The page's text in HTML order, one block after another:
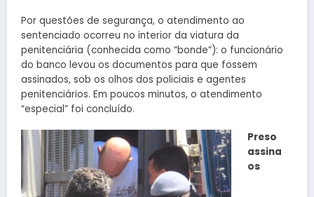
Por questões de segurança, o atendimento ao
sentenciado ocorreu no interior da viatura da
penitenciária (conhecida como “bonde”): o funcionário
do banco levou os documentos para que fossem
assinados, sob os olhos dos policiais e agentes
penitenciários. Em poucos minutos, o atendimento
“especial” foi concluído.
Preso
assina
os